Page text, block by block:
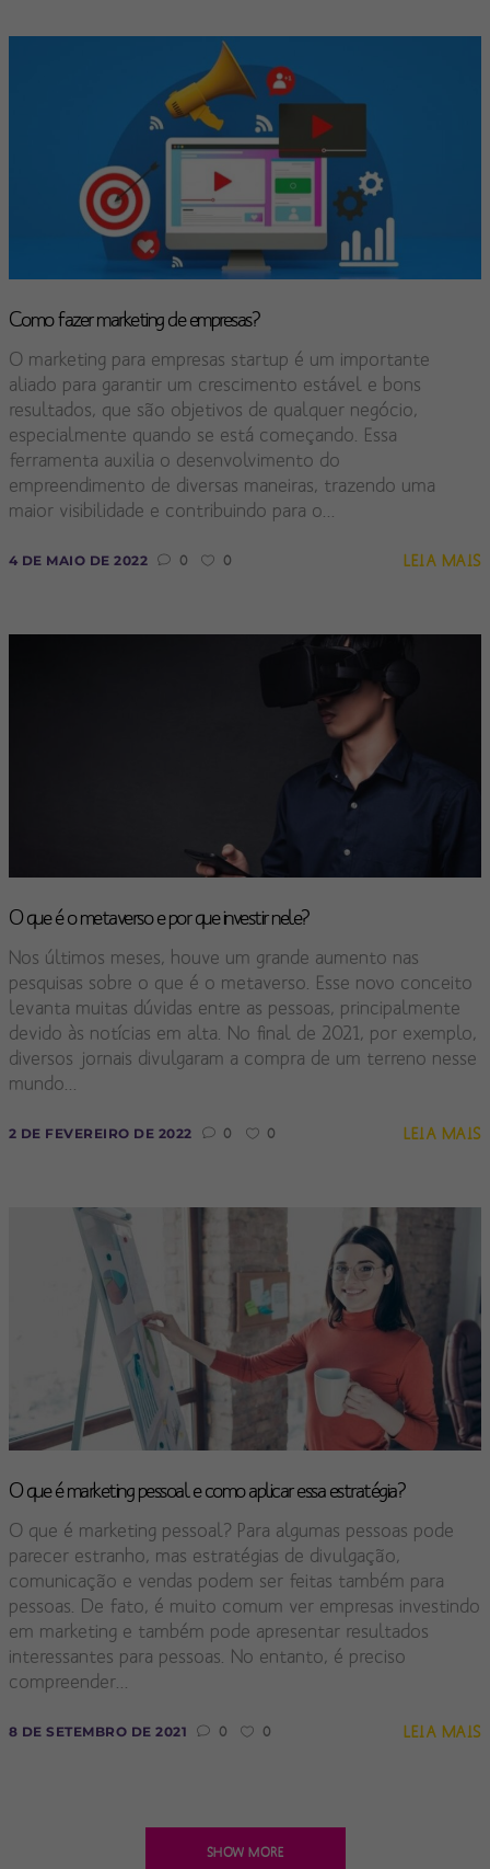
Como fazer marketing de empresas?
O marketing para empresas startup é um importante
aliado para garantir um crescimento estável e bons
resultados, que são objetivos de qualquer negócio,
especialmente quando se está começando. Essa
ferramenta auxilia o desenvolvimento do
empreendimento de diversas maneiras, trazendo uma
maior visibilidade e contribuindo para o...
4 DE MAIO DE 2022 0 0 LEIA MAIS
O que é o metaverso e por que investir nele?
Nos últimos meses, houve um grande aumento nas
pesquisas sobre o que é o metaverso. Esse novo conceito
levanta muitas dúvidas entre as pessoas, principalmente
devido às notícias em alta. No final de 2021, por exemplo,
diversos jornais divulgaram a compra de um terreno nesse
mundo...
2 DE FEVEREIRO DE 2022 0 0 LEIA MAIS
O que é marketing pessoal e como aplicar essa estratégia?
O que é marketing pessoal? Para algumas pessoas pode
parecer estranho, mas estratégias de divulgação,
comunicação e vendas podem ser feitas também para
pessoas. De fato, é muito comum ver empresas investindo
em marketing e também pode apresentar resultados
interessantes para pessoas. No entanto, é preciso
compreender...
8 DE SETEMBRO DE 2021 0 0 LEIA MAIS
SHOW MORE